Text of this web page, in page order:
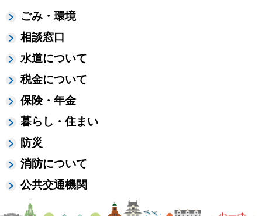
ごみ・環境
相談窓口
水道について
税金について
保険・年金
暮らし・住まい
防災
消防について
公共交通機関